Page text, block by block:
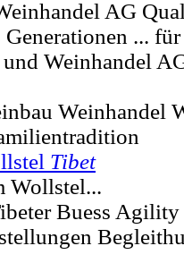
AG
...
Weinhandel
Weinhandel
Tibet
Wollstel...
Buess